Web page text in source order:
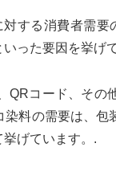
する消費者需要
った要因を挙げ
QRコード、その
料の需要は、包
げています。.